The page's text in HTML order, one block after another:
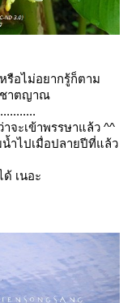
รือไม่อยากรู้ก็ตาม
ชาตญาณ
จะเข้าพรรษาแล้ว ^^
ำไปเมื่อปลายปีที่แล้ว
ด้ เนอะ